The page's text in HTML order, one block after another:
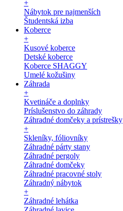
+
Nábytok pre najmenších
Študentská izba
Koberce
+
Kusové koberce
Detské koberce
Koberce SHAGGY
Umelé kožušiny
Záhrada
+
Kvetináče a doplnky
Príslušenstvo do záhrady
Záhradné domčeky a prístrešky
+
Skleníky, fóliovníky
Záhradné párty stany
Záhradné pergoly
Záhradné domčeky
Záhradné pracovné stoly
Záhradný nábytok
+
Záhradné lehátka